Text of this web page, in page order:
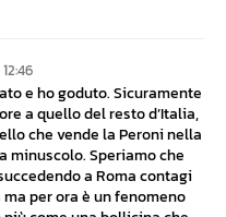
e ho goduto. Sicuramente
a quello del resto d’Italia,
che vende la Peroni nella
minuscolo. Speriamo che
a Roma contagi
per ora è un fenomeno